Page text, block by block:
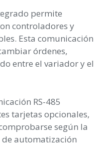
permite
controladores y
Esta comunicación
órdenes,
entre el variador y el
RS-485
tarjetas opcionales,
según la
automatización